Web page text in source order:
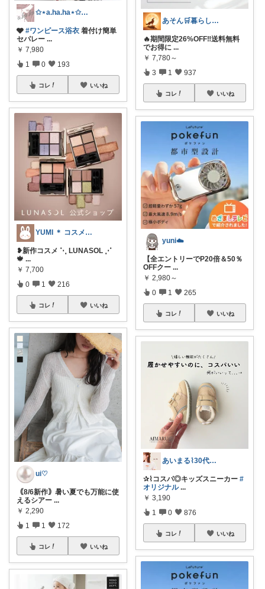
✩⋆a.ha.ha⋆✩🛒感謝っ❤︎
🩶 #ワンピース浴衣 着付け簡単
セパレー ...
￥ 7,980
1 0 193
コレ いいね
YUMI ＊ コスメと暮らし🌱
❥︎新作コスメ ⋱ LUNASOL ⋰
🍁 ...
￥ 7,700
0 1 216
コレ いいね
ui♡
｟8/6新作｠暑い夏でも万能に使
えるシアー ...
￥ 2,290
1 1 172
コレ いいね
あそん🛒暮らしに彩りを✨️
🔥期間限定26%OFF‼️送料無料
でお得に ...
￥ 7,780～
3 1 937
コレ いいね
yuni☁️
【全エントリーでP20倍＆50％
OFFクー ...
￥ 2,980～
0 1 265
コレ いいね
あいまる⌇30代ワーママの暮らしと育児
✰⌇コスパ◎キッズスニーカー #
オリジナル ...
￥ 3,190
1 0 876
コレ いいね